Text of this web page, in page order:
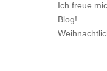
Ich freue
Blog!